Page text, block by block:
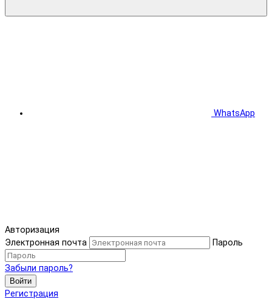
WhatsApp
Авторизация
Электронная почта
Пароль
Забыли пароль?
Войти
Регистрация